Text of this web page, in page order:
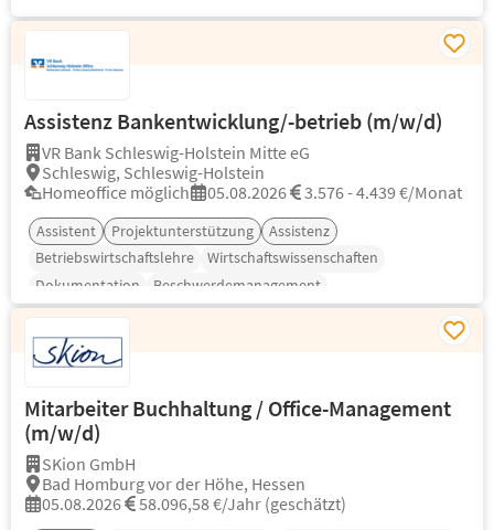
Assistenz Bankentwicklung/-betrieb (m/w/d)
VR Bank Schleswig-Holstein Mitte eG
Schleswig, Schleswig-Holstein
Homeoffice möglich
05.08.2026 3.576 - 4.439 €/Monat
Assistent Projektunterstützung
Assistenz
Betriebswirtschaftslehre
Wirtschaftswissenschaften
Dokumentation
Beschwerdemanagement
Mitarbeiter Buchhaltung / Office-Management
(m/w/d)
SKion GmbH
Bad Homburg vor der Höhe, Hessen
05.08.2026
58.096,58 €/Jahr (geschätzt)